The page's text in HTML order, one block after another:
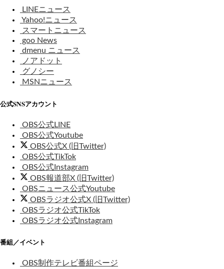
LINEニュース
Yahoo!ニュース
スマートニュース
goo News
dmenu ニュース
ノアドット
グノシー
MSNニュース
公式SNSアカウント
OBS公式LINE
OBS公式Youtube
OBS公式X (旧Twitter)
OBS公式TikTok
OBS公式Instagram
OBS報道部X (旧Twitter)
OBSニュース公式Youtube
OBSラジオ公式X (旧Twitter)
OBSラジオ公式TikTok
OBSラジオ公式Instagram
番組／イベント
OBS制作テレビ番組ページ